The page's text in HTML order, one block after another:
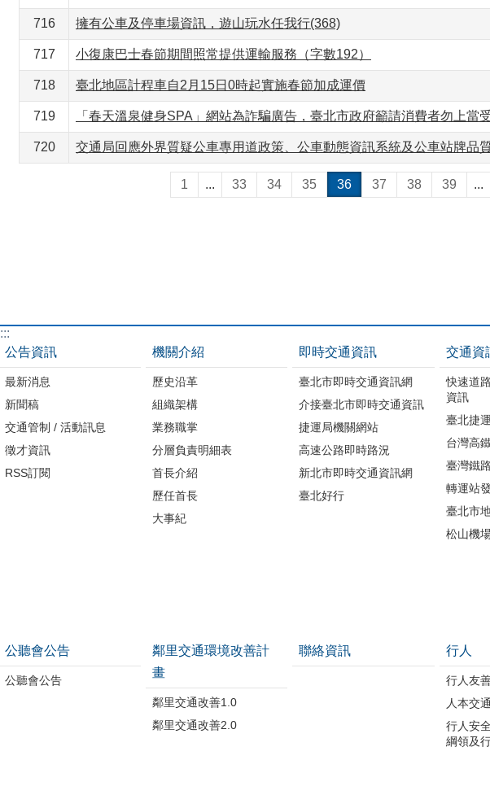
716 擁有公車及停車場資訊，遊山玩水任我行(368)
717 小復康巴士春節期間照常提供運輸服務（字數192）
718 臺北地區計程車自2月15日0時起實施春節加成運價
719 「春天溫泉健身SPA」網站為詐騙廣告，臺北市政府籲請消費者勿上當
720 交通局回應外界質疑公車專用道政策、公車動態資訊系統及公車站牌品
1 ... 33 34 35 36 37 38 39 ...
:::
公告資訊
最新消息
新聞稿
交通管制 / 活動訊息
徵才資訊
RSS訂閱
機關介紹
歷史沿革
組織架構
業務職掌
分層負責明細表
首長介紹
歷任首長
大事紀
即時交通資訊
臺北市即時交通資訊網
介接臺北市即時交通資訊
捷運局機關網站
高速公路即時路況
新北市即時交通資訊網
臺北好行
交通資
快速道
資訊
臺北捷運
台灣高鐵
臺灣鐵路
轉運站
臺北市
松山機
公聽會公告
公聽會公告
鄰里交通環境改善計
畫
鄰里交通改善1.0
鄰里交通改善2.0
聯絡資訊 行人
行人友
人本交
行人安
綱領及